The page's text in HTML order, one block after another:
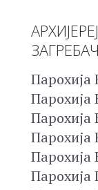
Парохија
Парохија
Парохија
Парохија
Парохија
Парохија